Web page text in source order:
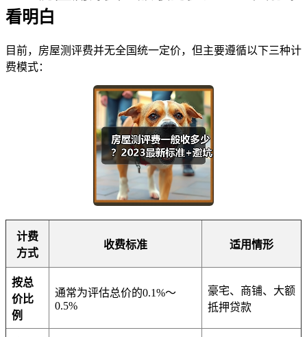
看明白
目前，房屋测评费并无全国统一定价，但主要遵循以下三种计
费模式：
计费
方式
收费标准 适用情形
按总
价比
例
通常为评估总价的0.1%～
0.5%
豪宅、商铺、大额
抵押贷款